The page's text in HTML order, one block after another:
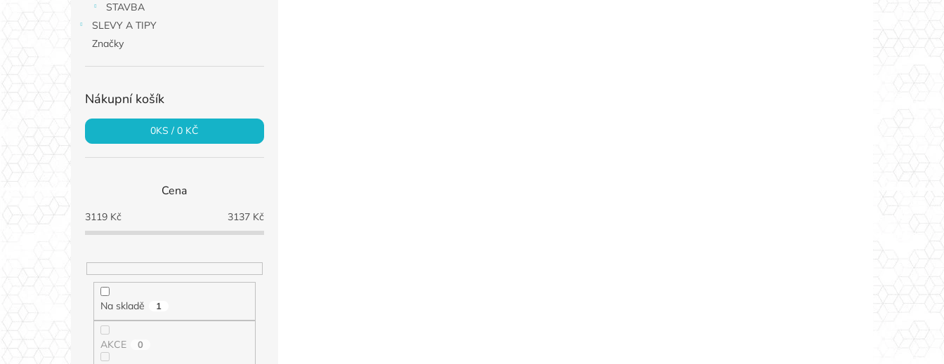
STAVBA
SLEVY A TIPY
Značky
Nákupní košík
0KS /0 KČ
Cena
3119Kč 3137Kč
Na skladě 1
AKCE 0